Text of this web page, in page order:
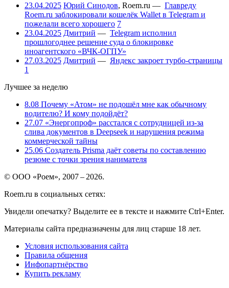
23.04.2025 Юрий Синодов, Roem.ru — Главреду
Roem.ru заблокировали кошелёк Wallet в Telegram и
пожелали всего хорошего 7
23.04.2025 Дмитрий — Telegram исполнил
прошлогоднее решение суда о блокировке
иноагентского «ВЧК-ОГПУ»
27.03.2025 Дмитрий — Яндекс закроет турбо-страницы
1
Лучшее за неделю
8.08 Почему «Атом» не подошёл мне как обычному
водителю? И кому подойдёт?
27.07 «Энергопроф» расстался с сотрудницей из-за
слива документов в Deepseek и нарушения режима
коммерческой тайны
25.06 Создатель Prisma даёт советы по составлению
резюме с точки зрения нанимателя
© ООО «Роем», 2007 – 2026.
Roem.ru в социальных сетях:
Увидели опечатку? Выделите ее в тексте и нажмите Ctrl+Enter.
Материалы сайта предназначены для лиц старше 18 лет.
Условия использования сайта
Правила общения
Инфопартнёрство
Купить рекламу